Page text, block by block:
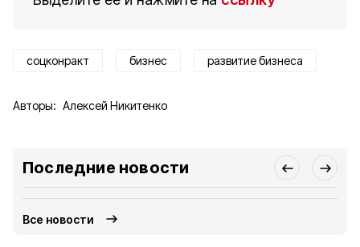
соцконракт бизнес развитие бизнеса
Авторы: Алексей Никитенко
Последние новости
Все новости